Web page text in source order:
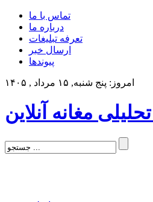
تماس با ما
درباره ما
تعرفه تبلیغات
ارسال خبر
پیوندها
امروز: پنج شنبه, ۱۵ مرداد , ۱۴۰۵
مغانه آنلاین